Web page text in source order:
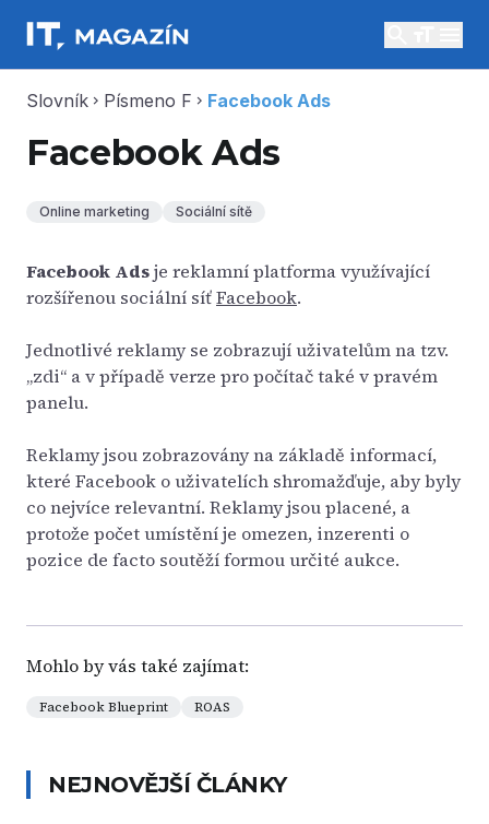
Slovník chevron_right Písmeno F chevron_right Facebook Ads
Facebook Ads
Online marketing Sociální sítě
Facebook Adsje reklamní platforma využívající
rozšířenou sociální síťFacebook.
Jednotlivé reklamy se zobrazují uživatelům na tzv.
„zdi“ a v případě verze pro počítač také v pravém
panelu.
Reklamy jsou zobrazovány na základě informací,
které Facebook o uživatelích shromažďuje, aby byly
co nejvíce relevantní. Reklamy jsou placené, a
protože počet umístění je omezen, inzerenti o
pozice de facto soutěží formou určité aukce.
Mohlo by vás také zajímat:
Facebook Blueprint ROAS
NEJNOVĚJŠÍ ČLÁNKY